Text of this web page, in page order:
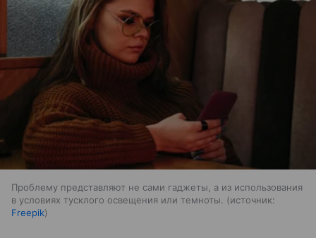
Проблему представляют не сами гаджеты, а из использования
в условиях тусклого освещения или темноты.
источник:
Freepik